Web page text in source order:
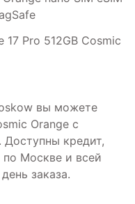
17 Pro 512GB Cosmic
вы можете
Orange с
Доступны кредит,
по Москве и всей
заказа.